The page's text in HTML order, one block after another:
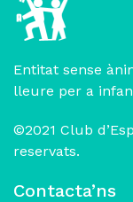
Entitat sense
lleure per a
©2021 Club
reservats.
Contacta’ns